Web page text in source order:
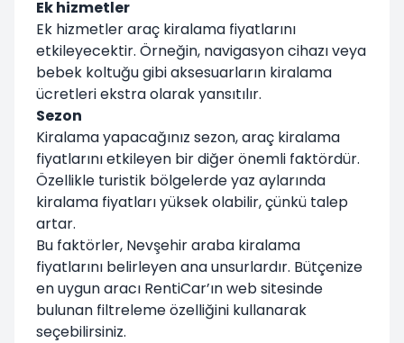
Ek hizmetler
Ek hizmetler araç kiralama fiyatlarını
etkileyecektir. Örneğin, navigasyon cihazı veya
bebek koltuğu gibi aksesuarların kiralama
ücretleri ekstra olarak yansıtılır.
Sezon
Kiralama yapacağınız sezon, araç kiralama
fiyatlarını etkileyen bir diğer önemli faktördür.
Özellikle turistik bölgelerde yaz aylarında
kiralama fiyatları yüksek olabilir, çünkü talep
artar.
Bu faktörler, Nevşehir araba kiralama
fiyatlarını belirleyen ana unsurlardır. Bütçenize
en uygun aracı RentiCar’ın web sitesinde
bulunan filtreleme özelliğini kullanarak
seçebilirsiniz.